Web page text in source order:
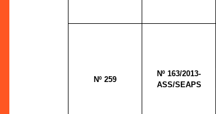
Nº 259
Nº 163/2013-
ASS/SEAPS